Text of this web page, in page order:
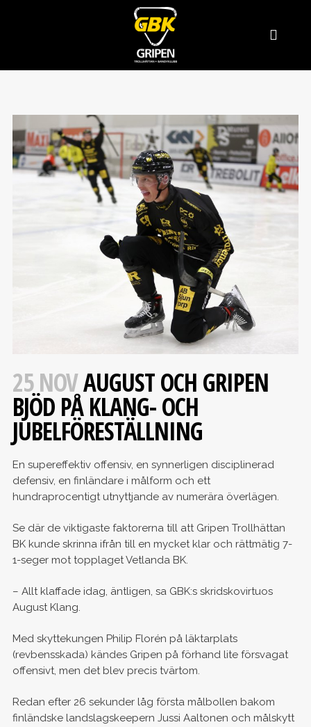
25 NOVAUGUST OCH GRIPEN
BJÖD PÅ KLANG- OCH
JUBELFÖRESTÄLLNING
En supereffektiv offensiv, en synnerligen disciplinerad
defensiv, en finländare i målform och ett
hundraprocentigt utnyttjande av numerära överlägen.
Se där de viktigaste faktorerna till att Gripen Trollhättan
BK kunde skrinna ifrån till en mycket klar och rättmätig 7-
1-seger mot topplaget Vetlanda BK.
– Allt klaffade idag, äntligen, sa GBK:s skridskovirtuos
August Klang.
Med skyttekungen Philip Florén på läktarplats
(revbensskada) kändes Gripen på förhand lite försvagat
offensivt, men det blev precis tvärtom.
Redan efter 26 sekunder låg första målbollen bakom
finländske landslagskeepern Jussi Aaltonen och målskytt